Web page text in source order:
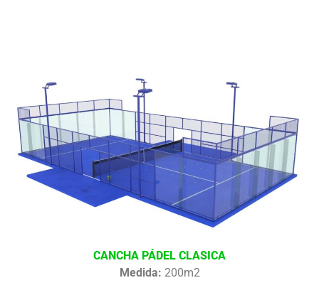
CANCHA PÁDEL CLASICA
Medida: 200m2